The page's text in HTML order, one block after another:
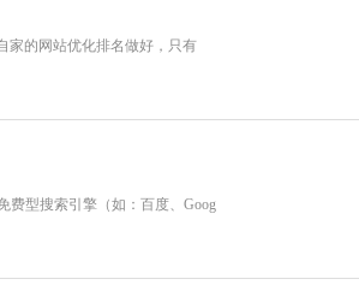
家的网站优化排名做好，只有
费型搜索引擎（如：百度、Goog